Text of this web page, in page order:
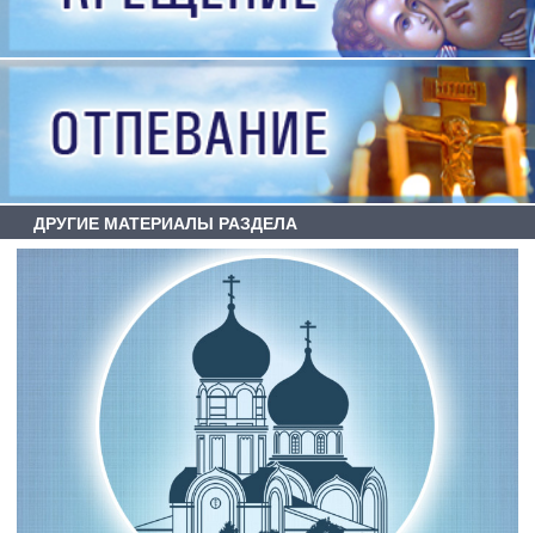
ДРУГИЕ МАТЕРИАЛЫ РАЗДЕЛА